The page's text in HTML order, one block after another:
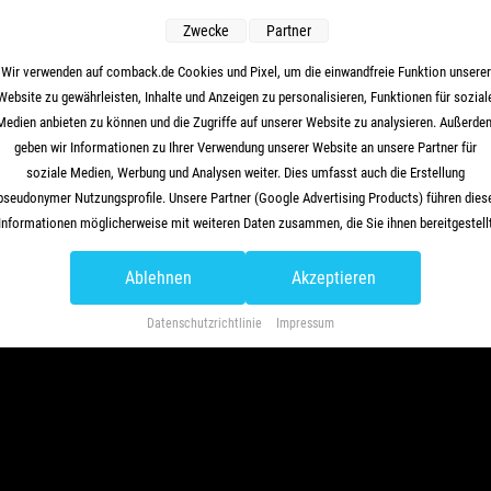
content goes here. Edit or remove this text inline or in the module Content
You can also style every aspect of this content in the module Design
and even apply custom CSS to this text in the module Advanced settings.
Wir verwenden auf comback.de Cookies und Pixel, um die einwandfreie Funktion unserer
zu gewährleisten, Inhalte und Anzeigen zu personalisieren, Funktionen für
anbieten zu können und die Zugriffe auf unserer Website zu analysieren.
geben wir Informationen zu Ihrer Verwendung unserer Website an unsere Partner für
soziale Medien, Werbung und Analysen weiter. Dies umfasst auch die Erstellung
Nutzungsprofile. Unsere Partner (Google Advertising Products) führen
möglicherweise mit weiteren Daten zusammen, die Sie ihnen
haben (bspw. anhand eines persönlichen Accounts) oder welche sie im Rahmen Ihrer
Nutzung der Dienste gesammelt haben (bspw. Nutzungsdaten anderer Geräte). Ihre
Einwilligung zur Nutzung von Cookies und Pixeln können Sie jederzeit widerrufen, indem
Sie auf den Datenschutz-Button links unten klicken und dort die entsprechenden
Anpassungen vornehmen.
Datenschutzrichtlinie Impressum
Zwecke Partner
Ablehnen Akzeptieren